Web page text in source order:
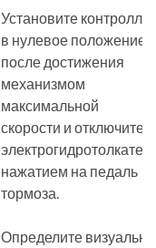
Установите
в нулевое положение
после достижения
механизмом
максимальной
скорости и отключите
нажатием на педаль
тормоза.
Определите визуально